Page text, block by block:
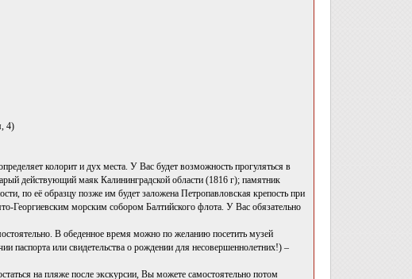
4)
колорит и дух места. У Вас будет возможность прогуляться в
действующий маяк Калининградской области (1816 г); памятник
по её образцу позже им будет заложена Петропавловская крепость при
Георгиевским морским собором Балтийского флота. У Вас обязательно
В обеденное время можно по желанию посетить музей
паспорта или свидетельства о рождении для несовершеннолетних!) –
на пляже после экскурсии, Вы можете самостоятельно потом